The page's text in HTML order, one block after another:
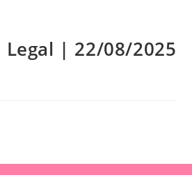
Legal | 22/08/2025